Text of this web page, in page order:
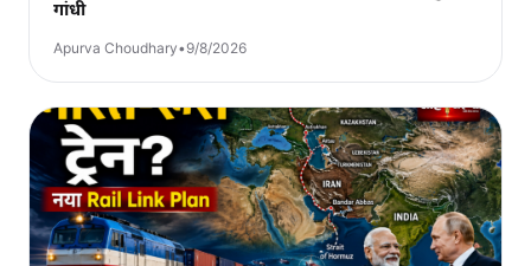
गांधी
Apurva Choudhary•9/8/2026